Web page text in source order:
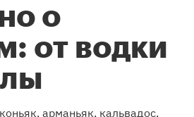
о
от водки
арманьяк, кальвадос,